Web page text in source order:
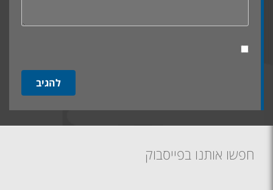
חפשו אותנו בפייסבוק